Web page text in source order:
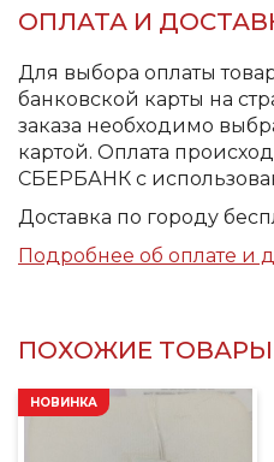
ОПЛАТА И
Для выбора оплаты
банковской карты на
заказа необходимо
картой. Оплата
СБЕРБАНК с
Доставка по городу
Подробнее об оплате и
ПОХОЖИЕ ТОВАРЫ
НОВИНКА